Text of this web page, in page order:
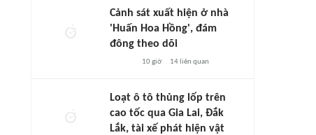
Cảnh sát xuất hiện ở nhà
'Huấn Hoa Hồng', đám
đông theo dõi
10 giờ 14liên quan
Loạt ô tô thủng lốp trên
cao tốc qua Gia Lai, Đắk
Lắk, tài xế phát hiện vật